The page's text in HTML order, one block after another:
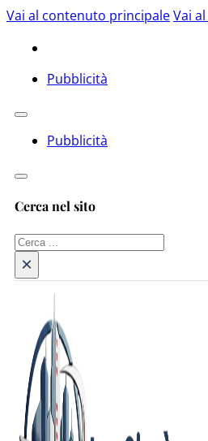
Vai al contenuto principaleVai
Pubblicità
Pubblicità
Cerca nel sito
Cerca
×